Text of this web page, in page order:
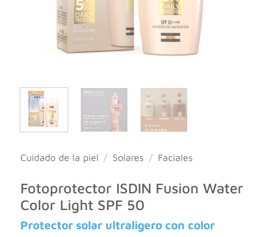
Cuidado de la piel / Solares / Faciales
Fotoprotector ISDIN Fusion Water
Color Light SPF 50
Protector solar ultraligero con color